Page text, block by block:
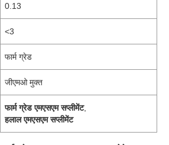
0.13
<3
फार्म ग्रेड
जीएमओ मुक्त
फार्म ग्रेड एमएसएम सप्लीमेंट,
हलाल एमएसएम सप्लीमेंट